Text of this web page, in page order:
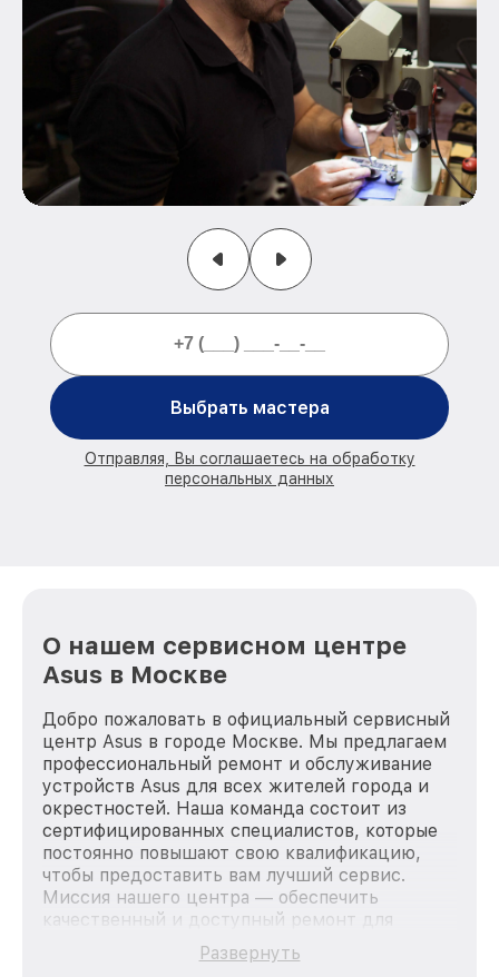
Выбрать мастера
Отправляя, Вы соглашаетесь на обработку
персональных данных
О нашем сервисном центре
Asus в Москве
Добро пожаловать в официальный сервисный
центр Asus в городе Москве. Мы предлагаем
профессиональный ремонт и обслуживание
устройств Asus для всех жителей города и
окрестностей. Наша команда состоит из
сертифицированных специалистов, которые
постоянно повышают свою квалификацию,
чтобы предоставить вам лучший сервис.
Миссия нашего центра — обеспечить
качественный и доступный ремонт для
каждого пользователя продукции Asus, вне
зависимости от сложности поломки. Мы
Развернуть